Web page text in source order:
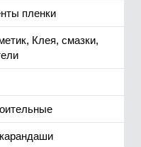
пленки
Клея, смазки,